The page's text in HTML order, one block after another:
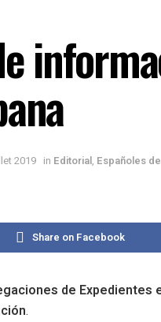
2019 in Editorial, Españoles
Share on Facebook
de Expedientes
.